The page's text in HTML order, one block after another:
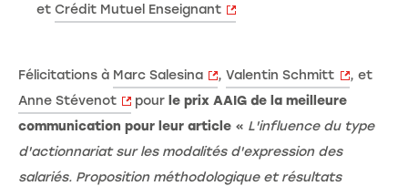
et Crédit Mutuel Enseignant
Félicitations à Marc Salesina ,Valentin Schmitt
, et
Anne Stévenot
pour le prix AAIG de la meilleure
communication pour leur article « L'influence du type
d'actionnariat sur les modalités d'expression des
salariés. Proposition méthodologique et résultats